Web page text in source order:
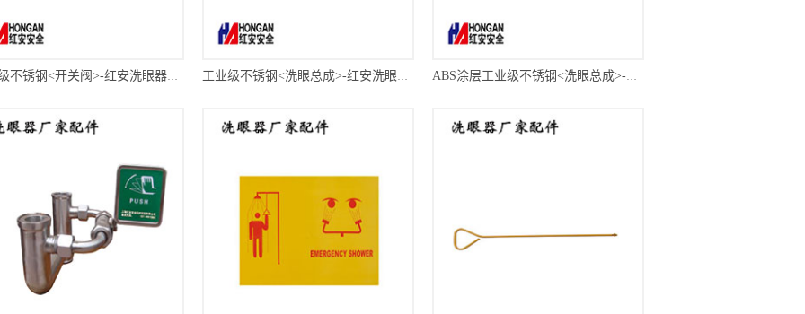
工业级不锈钢<开关阀>-红安洗眼器厂家 工业级不锈钢<洗眼总成>-红安洗眼器厂家 ABS涂层工业级不锈钢<洗眼总成>-红安洗眼器厂家